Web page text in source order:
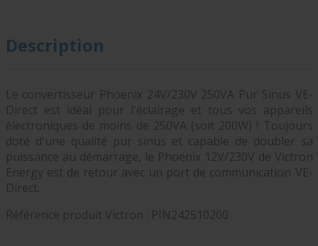
Description
Le convertisseur Phoenix 24V/230V 250VA Pur Sinus VE-
Direct est idéal pour l'éclairage et tous vos appareils
électroniques de moins de 250VA (soit 200W) ! Toujours
doté d'une qualité pur sinus et capable de doubler sa
puissance au démarrage, le Phoenix 12V/230V de Victron
Energy est de retour avec un port de communication VE-
Direct.
Référence produit Victron : PIN242510200